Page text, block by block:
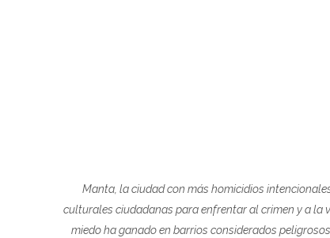
Manta, la ciudad con más homicidios
culturales ciudadanas para enfrentar al crimen y a la
miedo ha ganado en barrios considerados